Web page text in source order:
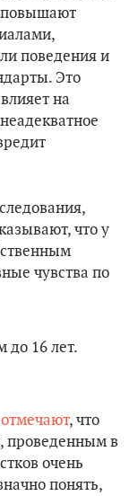
повышают
поведения и
Это
на
что у
чувства по
отмечают, что
проведенным в
очень
понять,